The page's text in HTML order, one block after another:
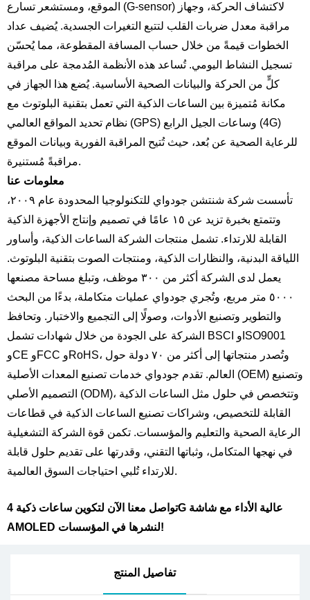
الموقع، ومستشعر تسارع (G-sensor) لاكتشاف الحركة، وجهاز
مراقبة معدل ضربات القلب لتتبع التغيرات الجسدية. يُضيف عداد
الخطوات قيمةً من خلال حساب المسافة المقطوعة، مما يُحسّن
تسجيل النشاط اليومي. تُساعد هذه الأنظمة المُدمجة على مراقبة
كلٍّ من الحركة والبيانات الصحية الأساسية. يُضع هذا الجهاز في
مكانة مُتميزة بين الساعات الذكية التي تعمل بتقنية البلوتوث مع
نظام تحديد المواقع العالمي (GPS) وساعات الجيل الرابع (4G)
للرعاية الصحية عن بُعد، حيث تُتيح المراقبة الفورية وبيانات الموقع
مراقبةً مُستنيرة.
معلومات عنا
تأسست شركة شنتشن جودواي للتكنولوجيا المحدودة عام ٢٠٠٩،
وتتمتع بخبرة تزيد عن ١٥ عامًا في تصميم وإنتاج الأجهزة الذكية
القابلة للارتداء. تشمل منتجات الشركة الساعات الذكية، وأساور
اللياقة البدنية، والنظارات الذكية، ومنتجات الصوت بتقنية البلوتوث.
يعمل لدى الشركة أكثر من ٣٠٠ موظف، وتبلغ مساحة مصنعها
٥٠٠٠ متر مربع، وتُجري جودواي عمليات متكاملة، بدءًا من البحث
والتطوير وتصنيع الأدوات، وصولًا إلى التجميع والاختبار. وتحافظ
الشركة على الجودة من خلال شهادات تشمل BSCI وISO9001
وCE وFCC وRoHS، وتُصدر منتجاتها إلى أكثر من ٧٠ دولة حول
العالم. تقدم جودواي خدمات تصنيع المعدات الأصلية (OEM) وتصنيع
التصميم الأصلي (ODM)، وتتخصص في حلول مثل الساعات الذكية
القابلة للتخصيص، وشراكات تصنيع الساعات الذكية في قطاعات
الرعاية الصحية والتعليم والمؤسسات. تكمن قوة الشركة التشغيلية
في نهجها المتكامل، وثباتها التقني، وقدرتها على تقديم حلول قابلة
للارتداء تُلبي احتياجات السوق العالمية.
تواصل معنا الآن لتكوين ساعات ذكية 4G عالية الأداء مع شاشة
AMOLED لنشرها في المؤسسات!
تفاصيل المنتج